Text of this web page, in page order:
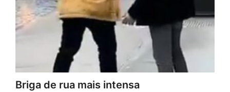
Briga de rua mais intensa